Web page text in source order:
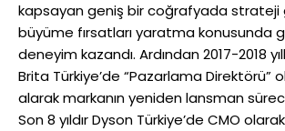
kapsayan geniş bir coğrafyada strateji
büyüme fırsatları yaratma konusunda
deneyim kazandı. Ardından 2017-2018
Brita Türkiye’de “Pazarlama Direktörü”
alarak markanın yeniden lansman
Son 8 yıldır Dyson Türkiye’de CMO